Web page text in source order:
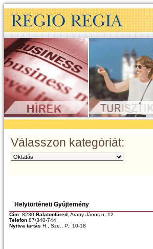
Válasszon kategóriát:
Helytörténeti Gyûjtemény
Cím: 8230 Balatonfüred , Arany János u. 12.
Telefon 87/340-744
Nyitva tartás H., Sze., P.: 10-18